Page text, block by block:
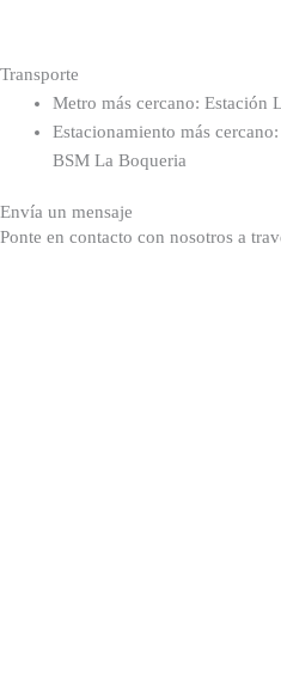
Transporte
Metro más cercano: Estación
Estacionamiento más
BSM La Boqueria
Envía un mensaje
Ponte en contacto con nosotros a